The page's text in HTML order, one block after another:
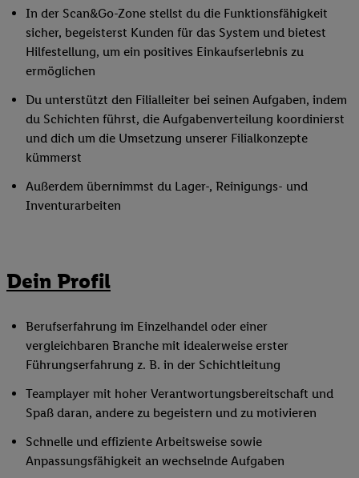
In der Scan&Go-Zone stellst du die Funktionsfähigkeit
sicher, begeisterst Kunden für das System und bietest
Hilfestellung, um ein positives Einkaufserlebnis zu
ermöglichen
Du unterstützt den Filialleiter bei seinen Aufgaben, indem
du Schichten führst, die Aufgabenverteilung koordinierst
und dich um die Umsetzung unserer Filialkonzepte
kümmerst
Außerdem übernimmst du Lager-, Reinigungs- und
Inventurarbeiten
Dein Profil
Berufserfahrung im Einzelhandel oder einer
vergleichbaren Branche mit idealerweise erster
Führungserfahrung z. B. in der Schichtleitung
Teamplayer mit hoher Verantwortungsbereitschaft und
Spaß daran, andere zu begeistern und zu motivieren
Schnelle und effiziente Arbeitsweise sowie
Anpassungsfähigkeit an wechselnde Aufgaben